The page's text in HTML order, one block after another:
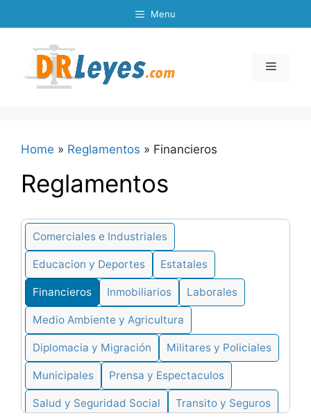
to
Menu
Menu
Home » Reglamentos » Financieros
Reglamentos
Comerciales e Industriales
Educacion y Deportes Estatales
Financieros Inmobiliarios Laborales
Medio Ambiente y Agricultura
Diplomacia y Migración Militares y Policiales
Municipales Prensa y Espectaculos
Salud y Seguridad Social Transito y Seguros